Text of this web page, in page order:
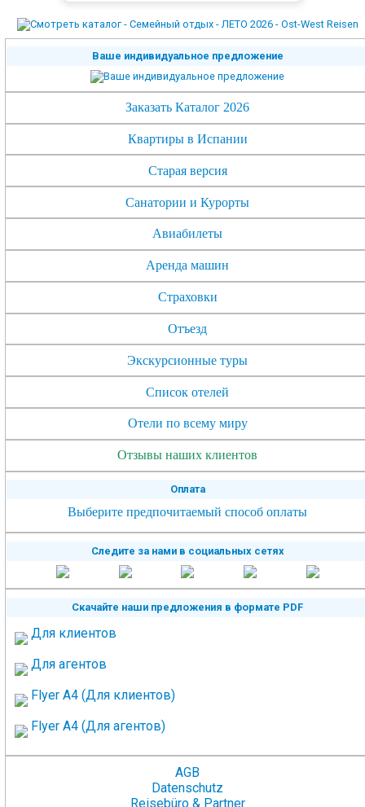
Ваше индивидуальное предложение
Заказать Каталог 2026
Квартиры в Испании
Старая версия
Санатории и Курорты
Авиабилеты
Аренда машин
Страховки
Отъезд
Экскурсионные туры
Список отелей
Отели по всему миру
Отзывы наших клиентов
Оплата
Выберите предпочитаемый способ оплаты
Следите за нами в социальных сетях
Скачайте наши предложения в формате PDF
Для клиентов
Для агентов
Flyer A4 (Для клиентов)
Flyer A4 (Для агентов)
AGB
Datenschutz
Reisebüro & Partner